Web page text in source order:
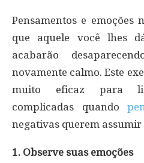
Pensamentos e emoções
que aquele você lhes
acabarão
novamente calmo. Este
muito eficaz para
complicadas quando
negativas querem assumir
1. Observe suas emoções